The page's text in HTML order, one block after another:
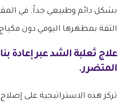
بشكل دائم وطبيعي جداً. في
الثقة بمظهرها اليومي دون
علاج ثعلبة الشد عبر إعادة
المتضرر.
تركز هذه الاستراتيجية على